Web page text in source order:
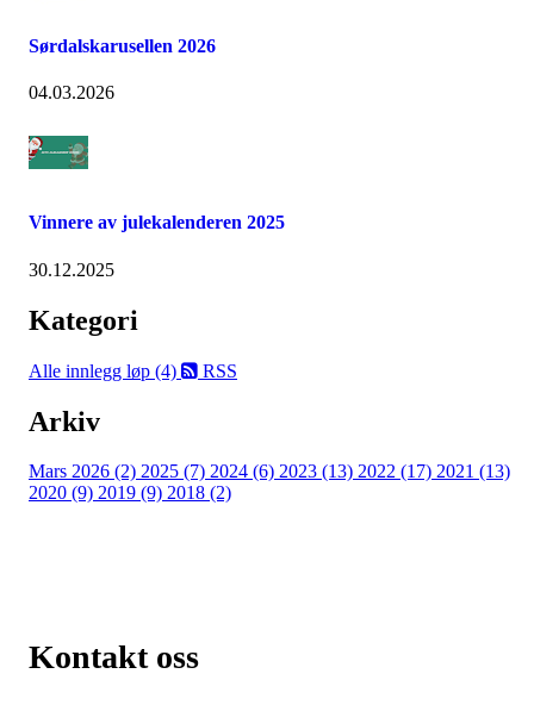
Sørdalskarusellen 2026
04.03.2026
Vinnere av julekalenderen 2025
30.12.2025
Kategori
Alle innlegg løp (4) RSS
Arkiv
Mars 2026 (2) 2025 (7) 2024 (6) 2023 (13) 2022 (17) 2021 (13)
2020 (9) 2019 (9) 2018 (2)
Kontakt oss